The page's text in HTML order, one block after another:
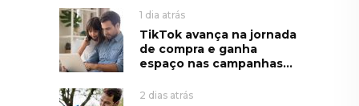
1 dia atrás
TikTok avança na jornada
de compra e ganha
espaço nas campanhas...
2 dias atrás